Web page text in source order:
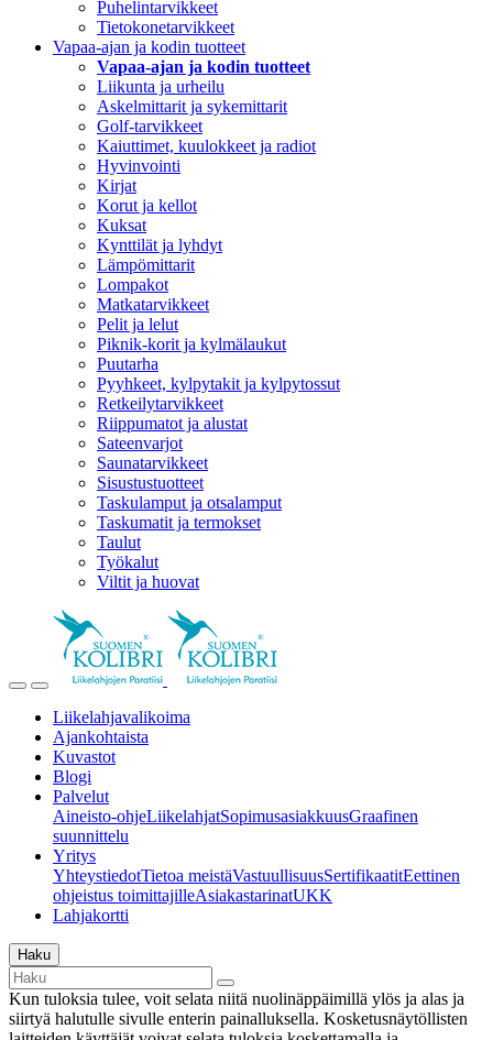
Puhelintarvikkeet
Tietokonetarvikkeet
Vapaa-ajan ja kodin tuotteet
Vapaa-ajan ja kodin tuotteet
Liikunta ja urheilu
Askelmittarit ja sykemittarit
Golf-tarvikkeet
Kaiuttimet, kuulokkeet ja radiot
Hyvinvointi
Kirjat
Korut ja kellot
Kuksat
Kynttilät ja lyhdyt
Lämpömittarit
Lompakot
Matkatarvikkeet
Pelit ja lelut
Piknik-korit ja kylmälaukut
Puutarha
Pyyhkeet, kylpytakit ja kylpytossut
Retkeilytarvikkeet
Riippumatot ja alustat
Sateenvarjot
Saunatarvikkeet
Sisustustuotteet
Taskulamput ja otsalamput
Taskumatit ja termokset
Taulut
Työkalut
Viltit ja huovat
Liikelahjavalikoima
Ajankohtaista
Kuvastot
Blogi
Palvelut
Aineisto-ohjeLiikelahjatSopimusasiakkuusGraafinen
suunnittelu
Yritys
YhteystiedotTietoa meistäVastuullisuusSertifikaatitEettinen
ohjeistus toimittajilleAsiakastarinatUKK
Lahjakortti
Haku
Kun tuloksia tulee, voit selata niitä nuolinäppäimillä ylös ja alas ja
siirtyä halutulle sivulle enterin painalluksella. Kosketusnäytöllisten